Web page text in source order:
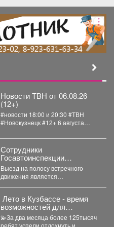
Новости ТВН от 06.08.26
(12+)
#новости 18:00 и 20:30 #ТВН
#Новокузнецк #12+ 6 августа
Сотрудники
Госавтоинспекции
Междуреченска начали
проведение
профилактической
операции «Встречная
полоса»
Выезд на полосу встречного
движения является
становится причиной дорожно-
транспортного происшествия...
️ Лето в Кузбассе - время
возможностей для
школьников!
💫За два месяца более 125тысяч